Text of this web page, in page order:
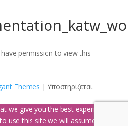
permission to view this
Themes | Υποστηρίζεται
we give you the best experience on
use this site we will assume that you